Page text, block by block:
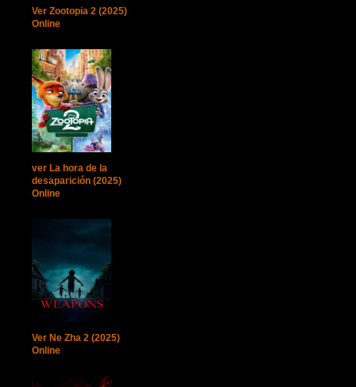
Ver Zootopia 2 (2025)
Online
ver La hora de la
desaparición (2025)
Online
Ver Ne Zha 2 (2025)
Online